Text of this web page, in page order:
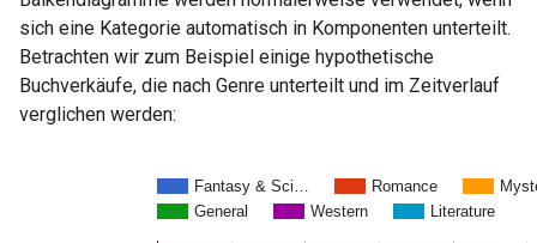
sich eine Kategorie automatisch in Komponenten unterteilt.
Betrachten wir zum Beispiel einige hypothetische
Buchverkäufe, die nach Genre unterteilt und im Zeitverlauf
verglichen werden: